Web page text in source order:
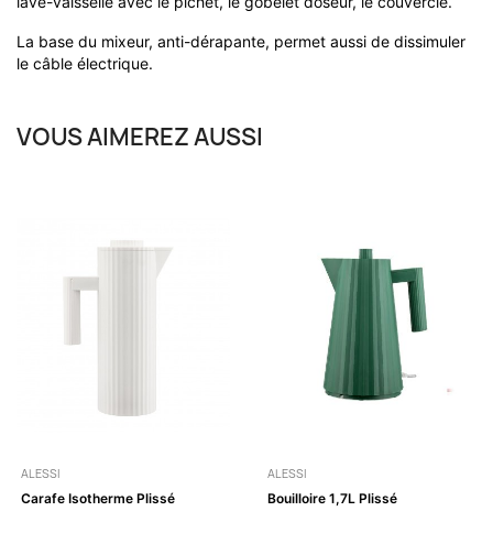
La base du mixeur, anti-dérapante, permet aussi de dissimuler
le câble électrique.
VOUS AIMEREZ AUSSI
ALESSI
Carafe Isotherme Plissé
ALESSI
Bouilloire 1,7L Plissé